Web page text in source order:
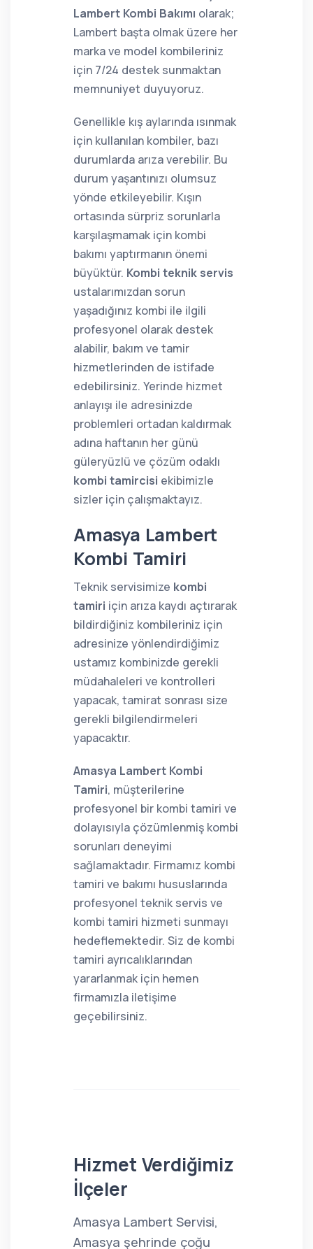
Lambert Kombi Bakımı olarak;
Lambert başta olmak üzere her
marka ve model kombileriniz
için 7/24 destek sunmaktan
memnuniyet duyuyoruz.
Genellikle kış aylarında ısınmak
için kullanılan kombiler, bazı
durumlarda arıza verebilir. Bu
durum yaşantınızı olumsuz
yönde etkileyebilir. Kışın
ortasında sürpriz sorunlarla
karşılaşmamak için kombi
bakımı yaptırmanın önemi
büyüktür. Kombi teknik servis
ustalarımızdan sorun
yaşadığınız kombi ile ilgili
profesyonel olarak destek
alabilir, bakım ve tamir
hizmetlerinden de istifade
edebilirsiniz. Yerinde hizmet
anlayışı ile adresinizde
problemleri ortadan kaldırmak
adına haftanın her günü
güleryüzlü ve çözüm odaklı
kombi tamircisi ekibimizle
sizler için çalışmaktayız.
Amasya Lambert
Kombi Tamiri
Teknik servisimize kombi
tamiri için arıza kaydı açtırarak
bildirdiğiniz kombileriniz için
adresinize yönlendirdiğimiz
ustamız kombinizde gerekli
müdahaleleri ve kontrolleri
yapacak, tamirat sonrası size
gerekli bilgilendirmeleri
yapacaktır.
Amasya Lambert Kombi
Tamiri, müşterilerine
profesyonel bir kombi tamiri ve
dolayısıyla çözümlenmiş kombi
sorunları deneyimi
sağlamaktadır. Firmamız kombi
tamiri ve bakımı hususlarında
profesyonel teknik servis ve
kombi tamiri hizmeti sunmayı
hedeflemektedir. Siz de kombi
tamiri ayrıcalıklarından
yararlanmak için hemen
firmamızla iletişime
geçebilirsiniz.
Hizmet Verdiğimiz
İlçeler
Amasya Lambert Servisi,
Amasya şehrinde çoğu